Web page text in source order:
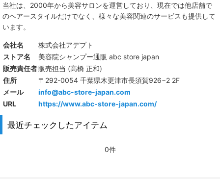
当社は、 2000年から美容サロンを運営しており、現在では他店舗で
のヘアースタイルだけでなく、様々な美容関連のサービスも提供して
います。
会社名
株式会社アデプト
ストア名
美容院シャンプー通販 abc store japan
販売責任者販売担当 (高橋 正和)
住所
〒292-0054 千葉県木更津市長須賀926−2 2F
メール
info@abc-store-japan.com
URL
https://www.abc-store-japan.com/
最近チェックしたアイテム
0件